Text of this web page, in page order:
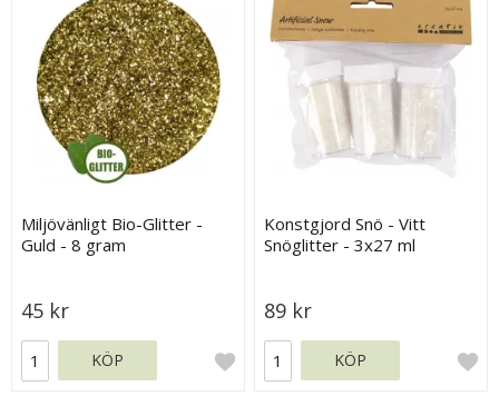
Miljövänligt Bio-Glitter -
Guld - 8 gram
45 kr
KÖP
Konstgjord Snö - Vitt
Snöglitter - 3x27 ml
89 kr
KÖP